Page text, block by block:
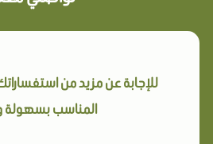
للإجابة عن مزيد من
المناسب بسهولة